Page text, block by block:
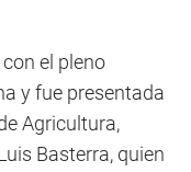
el pleno
y fue presentada
Agricultura,
Basterra, quien